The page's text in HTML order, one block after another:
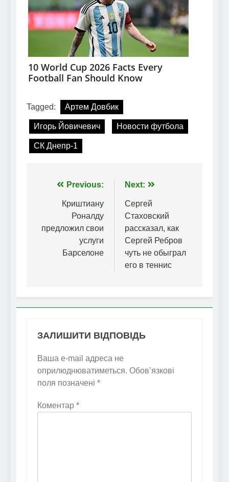
Tagged: Артем Довбик
Игорь Йовичевич Новости футбола
СК Днепр-1
Навігація
записів
Previous:
Криштиану
Роналду
предложил свои
услуги
Барселоне
Next:
Сергей
Стаховский
рассказал, как
Сергей Ребров
чуть не обыграл
его в теннис
ЗАЛИШИТИ ВІДПОВІДЬ
Ваша e-mail адреса не
оприлюднюватиметься. Обов’язкові
поля позначені *
Коментар *